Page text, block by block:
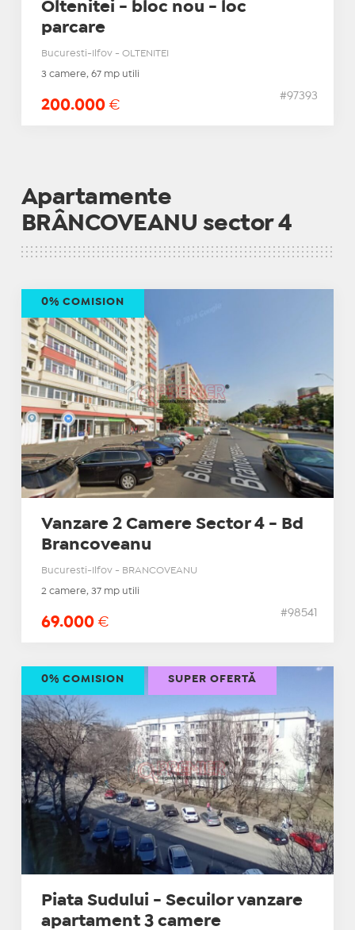
Oltenitei - bloc nou - loc
parcare
Bucuresti-Ilfov - OLTENITEI
3 camere, 67 mp utili
200.000 €
#97393
Apartamente
BRÂNCOVEANU sector 4
Vanzare 2 Camere Sector 4 - Bd
Brancoveanu
Bucuresti-Ilfov - BRANCOVEANU
2 camere, 37 mp utili
69.000 €
#98541
0% COMISION
Piata Sudului - Secuilor vanzare
apartament 3 camere
0% COMISION SUPER OFERTĂ